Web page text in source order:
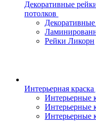
Декоративные
потолков
Рейки Ликорн
Интерьерная краска
Интерьерные
Интерьерные
Интерьерные